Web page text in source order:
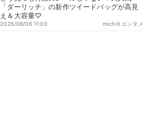
「ダーリッチ」の新作ツイードバッグが高見
え＆大容量♡
michill エンタメ
2026/08/06 11:00